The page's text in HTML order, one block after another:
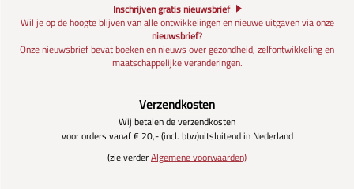
Inschrijven gratis nieuwsbrief
Wil je op de hoogte blijven van alle ontwikkelingen en nieuwe uitgaven via onze
nieuwsbrief?
Onze nieuwsbrief bevat boeken en nieuws over gezondheid, zelfontwikkeling en
maatschappelijke veranderingen.
Verzendkosten
Wij betalen de verzendkosten
voor orders vanaf € 20,- (incl. btw)uitsluitend in Nederland
(zie verderAlgemene voorwaarden)